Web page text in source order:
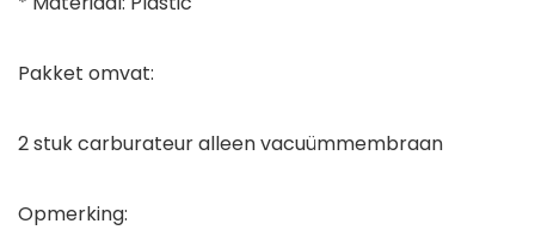
Pakket omvat:
2 stuk carburateur alleen vacuümmembraan
Opmerking: